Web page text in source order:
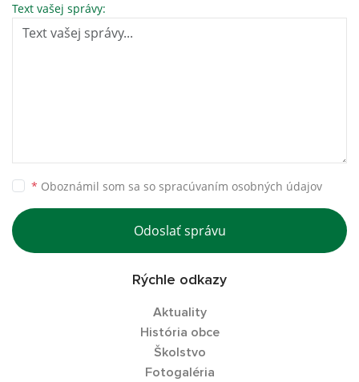
Text vašej správy:
* Oboznámil som sa so spracúvaním osobných údajov
Odoslať správu
Rýchle odkazy
Aktuality
História obce
Školstvo
Fotogaléria